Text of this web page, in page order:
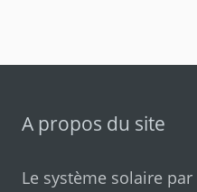
A propos du site
Le système solaire par